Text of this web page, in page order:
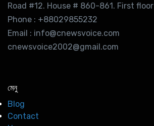
Road #12. House # 860-861. First
Phone : +88029855232
Email : info@cnewsvoice.com
cnewsvoice2002@gmail.com
মেনু
Blog
Contact